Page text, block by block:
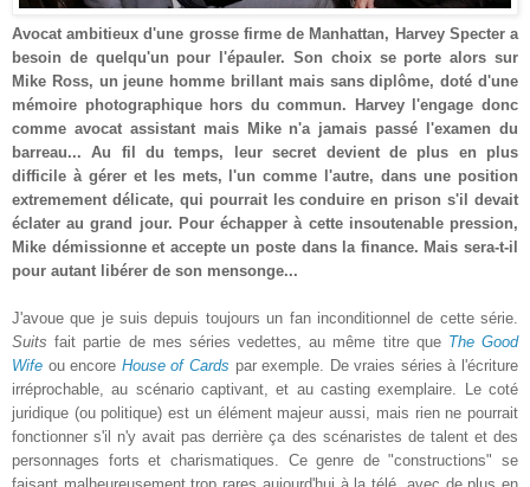
Avocat ambitieux d'une grosse firme de Manhattan, Harvey Specter a
besoin de quelqu'un pour l'épauler. Son choix se porte alors sur
Mike Ross, un jeune homme brillant mais sans diplôme, doté d'une
mémoire photographique hors du commun. Harvey l'engage donc
comme avocat assistant mais Mike n'a jamais passé l'examen du
barreau... Au fil du temps, leur secret devient de plus en plus
difficile à gérer et les mets, l'un comme l'autre, dans une position
extremement délicate, qui pourrait les conduire en prison s'il devait
éclater au grand jour. Pour échapper à cette insoutenable pression,
Mike démissionne et accepte un poste dans la finance. Mais sera-t-il
pour autant libérer de son mensonge...
J'avoue que je suis depuis toujours un fan inconditionnel de cette série.
Suits fait partie de mes séries vedettes, au même titre que The Good
Wife ou encore House of Cards par exemple. De vraies séries à l'écriture
irréprochable, au scénario captivant, et au casting exemplaire. Le coté
juridique (ou politique) est un élément majeur aussi, mais rien ne pourrait
fonctionner s'il n'y avait pas derrière ça des scénaristes de talent et des
personnages forts et charismatiques. Ce genre de "constructions" se